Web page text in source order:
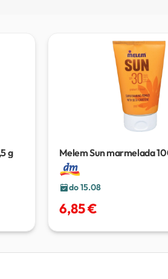
g Melem Sun marmelada
do 15.08
6,85 €